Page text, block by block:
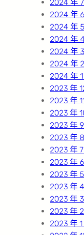
2024 年 7
2024 年
2024 年
2024 年
2024 年
2024 年
2024 年 1
2023 年
2023 年
2023 年
2023 年 9
2023 年
2023 年 7
2023 年 6
2023 年 5
2023 年
2023 年 3
2023 年 2
2023 年 1